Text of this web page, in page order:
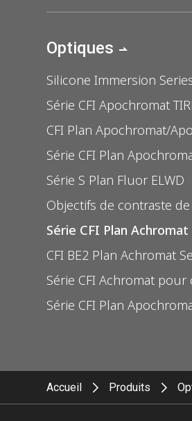
Optiques
Silicone Immersion
Série CFI Apochromat
CFI Plan Apochromat/
Série CFI Plan
Série S Plan Fluor ELWD
Objectifs de contraste
Série CFI Plan
CFI BE2 Plan Achromat
Série CFI Achromat
Série CFI Plan
Accueil Produits